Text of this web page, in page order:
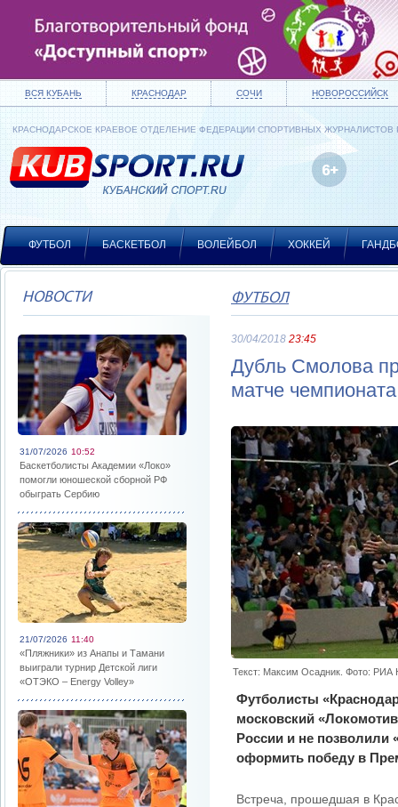
ВСЯ КУБАНЬ КРАСНОДАР СОЧИ НОВОРОССИЙСК
КРАСНОДАРСКОЕ КРАЕВОЕ ОТДЕЛЕНИЕ ФЕДЕРАЦИИ СПОРТИВНЫХ ЖУРНАЛИСТОВ
ФУТБОЛ БАСКЕТБОЛ ВОЛЕЙБОЛ ХОККЕЙ
НОВОСТИ
31/07/2026 10:52
Баскетболисты Академии «Локо»
помогли юношеской сборной РФ
обыграть Сербию
21/07/2026 11:40
«Пляжники» из Анапы и Тамани
выиграли турнир Детской лиги
«ОТЭКО – Energy Volley»
ФУТБОЛ
30/04/2018 23:45
Дубль Смолова
матче
Текст: Максим Осадник. Фото: РИА
Футболисты
московский
России и не позволили
оформить победу в
Встреча, прошедшая в